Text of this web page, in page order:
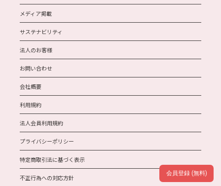
メディア掲載
サステナビリティ
法人のお客様
お問い合わせ
会社概要
利用規約
法人会員利用規約
プライバシーポリシー
特定商取引法に基づく表示
不正行為への対応方針
会員登録 (無料)